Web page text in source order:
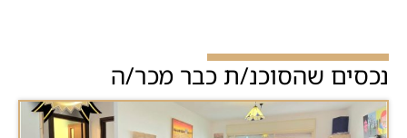
נכסים שהסוכנ/ת כבר מכר/ה